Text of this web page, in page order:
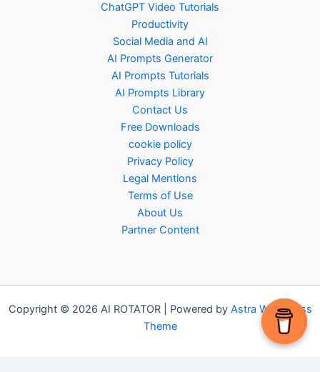
ChatGPT Video Tutorials
Productivity
Social Media and AI
AI Prompts Generator
AI Prompts Tutorials
AI Prompts Library
Contact Us
Free Downloads
cookie policy
Privacy Policy
Legal Mentions
Terms of Use
About Us
Partner Content
Copyright © 2026 AI ROTATOR | Powered by Astra WordPress
Theme